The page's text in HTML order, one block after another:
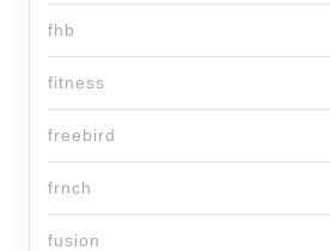
fhb
fitness
freebird
frnch
fusion